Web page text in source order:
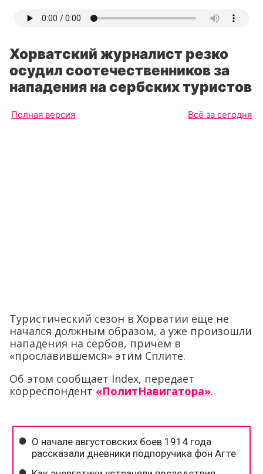
Хорватский журналист резко
осудил соотечественников за
нападения на сербских туристов
Полная версия Всё за сегодня
Туристический сезон в Хорватии еще не
начался должным образом, а уже произошли
нападения на сербов, причем в
«прославившемся» этим Сплите.
Об этом сообщает Index, передает
корреспондент «ПолитНавигатора».